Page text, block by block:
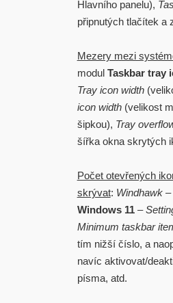
Hlavního panelu),
připnutých tlačítek a
Mezery mezi
modul Taskbar tray
Tray icon width
icon width(velikost
šipkou), Tray
šířka okna skrytých
Počet otevřených
skrývat: Windhawk–
Windows 11–
Minimum taskbar
tím nižší číslo, a
navíc aktivovat/
písma, atd.